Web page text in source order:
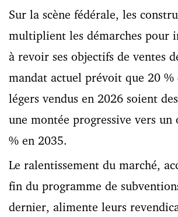
Sur la scène fédérale, les
multiplient les démarches pour
à revoir ses objectifs de ventes
mandat actuel prévoit que 20 %
légers vendus en 2026 soient
une montée progressive vers
% en 2035.
Le ralentissement du marché,
fin du programme de
dernier, alimente leurs